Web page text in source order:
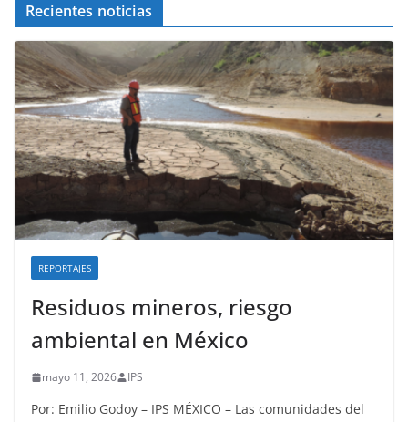
Recientes noticias
REPORTAJES
Residuos mineros, riesgo
ambiental en México
mayo 11, 2026 IPS
Por: Emilio Godoy – IPS MÉXICO – Las comunidades del